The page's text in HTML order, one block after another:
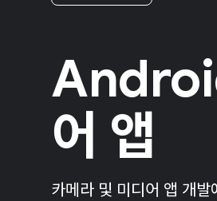
어 앱
카메라 및 미디어 앱 개